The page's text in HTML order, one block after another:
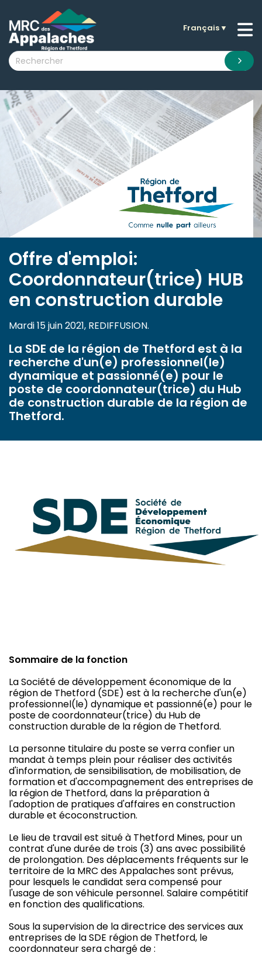
submenu (La MRC )
submenu (Citoyens )
submenu (Visiteurs )
submenu (Nouvelles )
submenu (Documentation )
Français▼
Offre d'emploi:
Coordonnateur(trice) HUB
en construction durable
Mardi 15 juin 2021, REDIFFUSION.
La SDE de la région de Thetford est à la
recherche d'un(e) professionnel(le)
dynamique et passionné(e) pour le
poste de coordonnateur(trice) du Hub
de construction durable de la région de
Thetford.
Sommaire de la fonction
La Société de développement économique de la
région de Thetford (SDE) est à la recherche d'un(e)
professionnel(le) dynamique et passionné(e) pour le
poste de coordonnateur(trice) du Hub de
construction durable de la région de Thetford.
La personne titulaire du poste se verra confier un
mandat à temps plein pour réaliser des activités
d'information, de sensibilisation, de mobilisation, de
formation et d'accompagnement des entreprises de
la région de Thetford, dans la préparation à
l'adoption de pratiques d'affaires en construction
durable et écoconstruction.
Le lieu de travail est situé à Thetford Mines, pour un
contrat d'une durée de trois (3) ans avec possibilité
de prolongation. Des déplacements fréquents sur le
territoire de la MRC des Appalaches sont prévus,
pour lesquels le candidat sera compensé pour
l'usage de son véhicule personnel. Salaire compétitif
en fonction des qualifications.
Sous la supervision de la directrice des services aux
entreprises de la SDE région de Thetford, le
coordonnateur sera chargé de :